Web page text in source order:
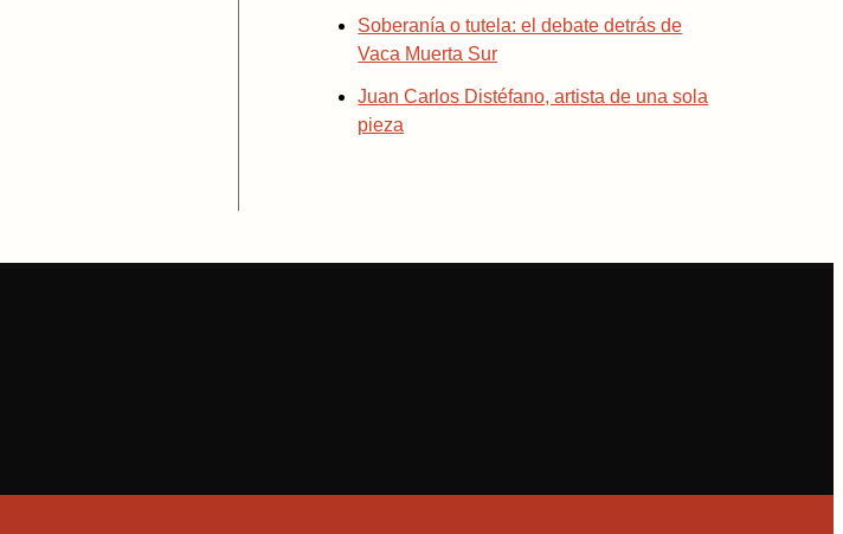
Soberanía o tutela: el debate detrás de
Vaca Muerta Sur
Juan Carlos Distéfano, artista de una sola
pieza